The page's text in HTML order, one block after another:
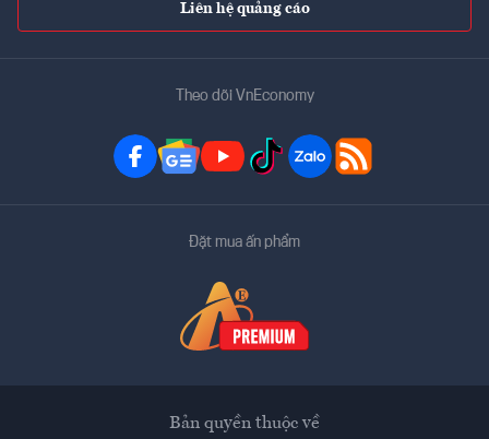
Liên hệ quảng cáo
Theo dõi VnEconomy
Đặt mua ấn phẩm
Bản quyền thuộc về